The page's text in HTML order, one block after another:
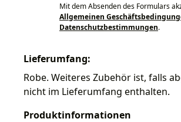
Mit dem Absenden des Formulars
Allgemeinen
Datenschutzbestimmungen.
Lieferumfang:
Robe. Weiteres Zubehör ist, falls
nicht im Lieferumfang enthalten.
Produktinformationen